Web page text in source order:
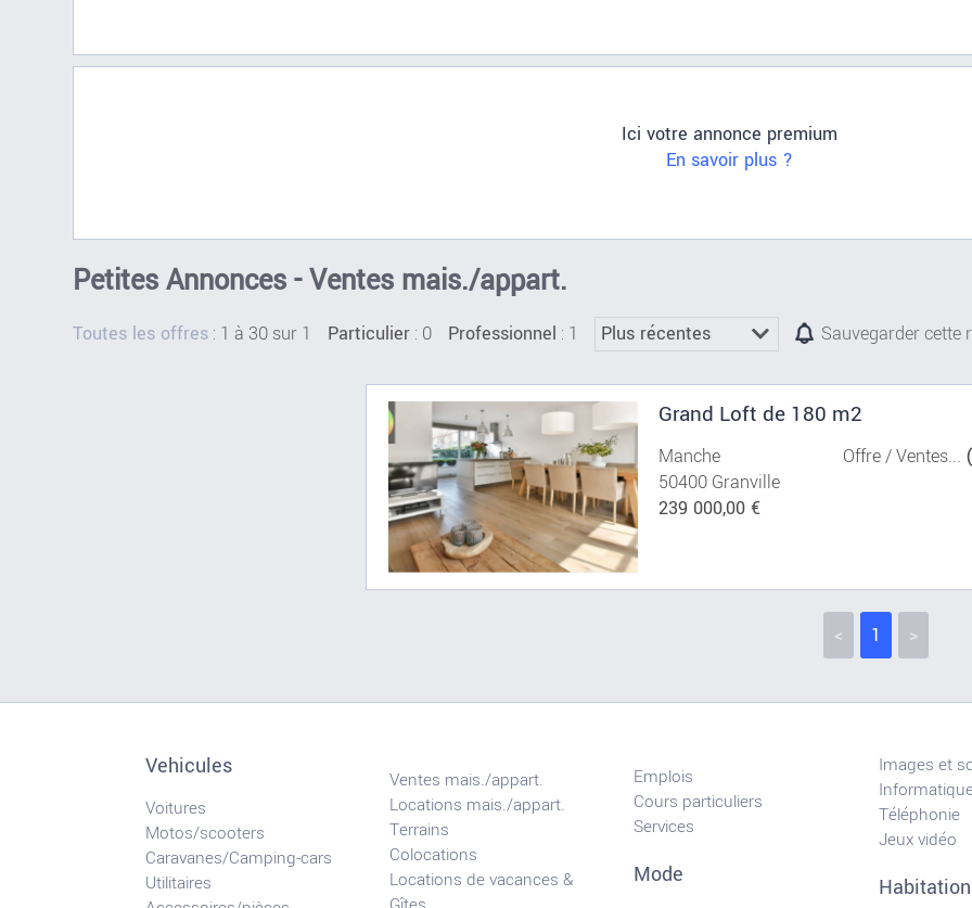
Ici votre annonce premium
En savoir plus ?
Petites Annonces - Ventes mais./appart.
Toutes les offres : 1 à 30 sur 1 Particulier : 0 Professionnel : 1 Sauvegarder cette
Grand Loft de 180 m2
Manche
50400 Granville
239 000,00 €
Offre / Ventes...
< 1 >
Vehicules
Voitures
Motos/scooters
Caravanes/Camping-cars
Utilitaires
Ventes mais./appart.
Locations mais./appart.
Terrains
Colocations
Locations de vacances &
Emplois
Cours particuliers
Services
Mode
Images et
Téléphonie
Jeux vidéo
Habitation